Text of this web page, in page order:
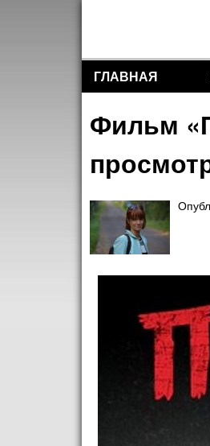
Разделы
ГЛАВНАЯ
Фильм